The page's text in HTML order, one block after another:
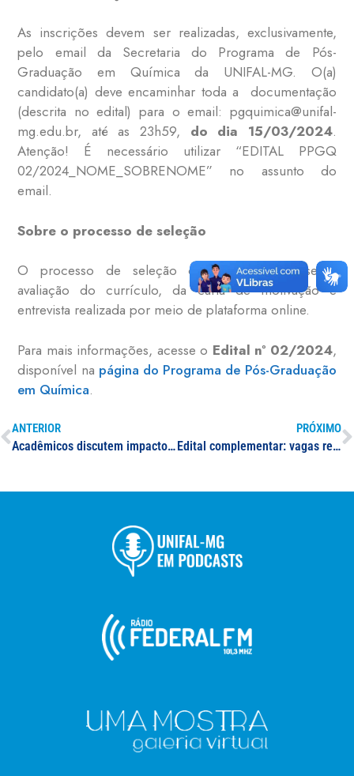
As inscrições devem ser realizadas, exclusivamente,
pelo email da Secretaria do Programa de Pós-
Graduação em Química da UNIFAL-MG. O(a)
candidato(a) deve encaminhar toda a documentação
(descrita no edital) para o email: pgquimica@unifal-
mg.edu.br, até as 23h59, do dia 15/03/2024.
Atenção! É necessário utilizar “EDITAL PPGQ
02/2024_NOME_SOBRENOME” no assunto do
email.
Sobre o processo de seleção
O processo de seleção consistirá na análise e
avaliação do currículo, da carta de motivação e
entrevista realizada por meio de plataforma online.
Para mais informações, acesse o Edital nº 02/2024,
disponível na página do Programa de Pós-Graduação
em Química.
ANTERIOR
Acadêmicos discutem impacto social dos programas de pós-graduação durante evento que reuniu representantes da Capes e da Associação Brasileira de Ciências Farmacêuticas na UNIFAL-MG
PRÓXIMO
Edital complementar: vagas remanescentes do Sisu 2024/1